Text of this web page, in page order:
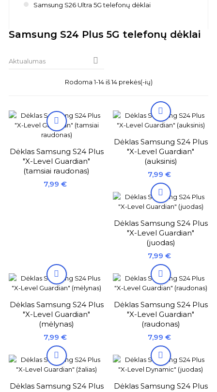
Samsung S26 Ultra 5G telefonų dėklai
Samsung S24 Plus 5G telefonų dėklai
Aktualumas 
Rodoma 1-14 iš 14 prekės(-ių)

Dėklas Samsung S24 Plus
"X-Level Guardian"
(tamsiai raudonas)
Kaina
7,99 €

Dėklas Samsung S24 Plus
"X-Level Guardian"
(auksinis)
Kaina
7,99 €

Dėklas Samsung S24 Plus
"X-Level Guardian"
(juodas)
Kaina
7,99 €

Dėklas Samsung S24 Plus
"X-Level Guardian"
(mėlynas)
Kaina
7,99 €

Dėklas Samsung S24 Plus
"X-Level Guardian"
(raudonas)
Kaina
7,99 €

Dėklas Samsung S24 Plus

Dėklas Samsung S24 Plus